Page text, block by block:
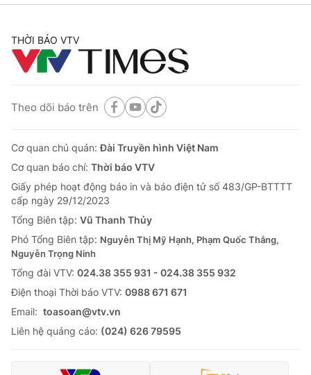
THỜI BÁO VTV
Theo dõi báo trên
Cơ quan chủ quản:Đài Truyền hình Việt Nam
Cơ quan báo chí: Thời báo VTV
Giấy phép hoạt động báo in và báo điện tử số 483/GP-BTTTT
cấp ngày 29/12/2023
Tổng Biên tập: Vũ Thanh Thủy
Phó Tổng Biên tập: Nguyễn Thị Mỹ Hạnh, Phạm Quốc Thắng,
Nguyễn Trọng Ninh
Tổng đài VTV: 024.38 355 931 - 024.38 355 932
Ðiện thoại Thời báo VTV: 0988 671 671
Email: toasoan@vtv.vn
Liên hệ quảng cáo: (024) 626 79595